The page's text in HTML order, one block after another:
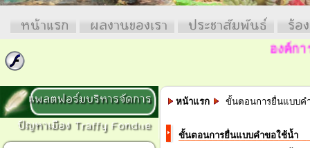
หน้าแรก ผลงานของเรา ประชาสัมพันธ์ ร้อ
องค์การบ
แพลตฟอร์มบริหารจัดการ
ปัญหาเมือง Traffy Fondue
หน้าแรก ขั้นตอนการยื่นแบบค
ขั้นตอนการยื่นแบบคำขอใช้น้ำ